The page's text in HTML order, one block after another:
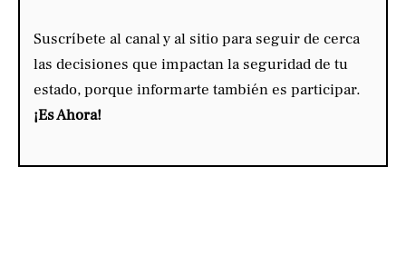
Suscríbete al canal y al sitio para seguir de cerca
las decisiones que impactan la seguridad de tu
estado, porque informarte también es participar.
¡Es Ahora!